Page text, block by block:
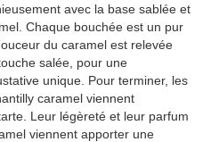
avec la base sablée et
Chaque bouchée est un pur
du caramel est relevée
salée, pour une
unique. Pour terminer, les
caramel viennent
Leur légèreté et leur parfum
viennent apporter une